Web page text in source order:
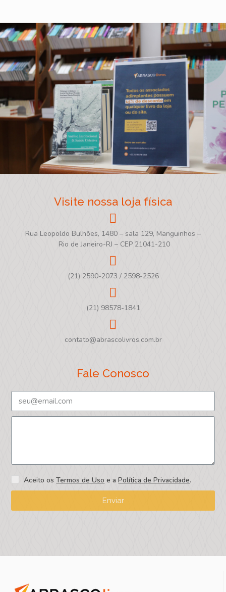
Visite nossa loja física
Rua Leopoldo Bulhões, 1480 – sala 129, Manguinhos –
Rio de Janeiro-RJ – CEP 21041-210
(21) 2590-2073 / 2598-2526
(21) 98578-1841
contato@abrascolivros.com.br
Fale Conosco
Aceito osTermos de Uso e aPolítica de Privacidade.
Enviar